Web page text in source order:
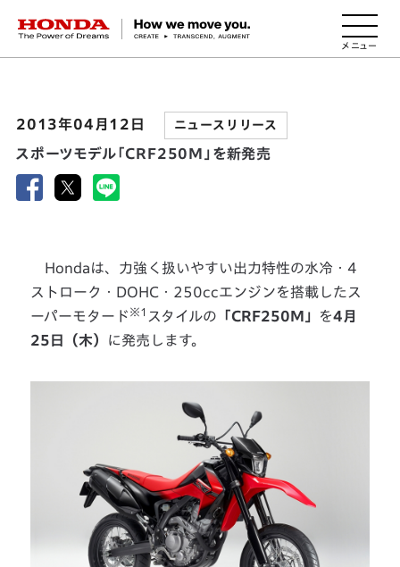
HONDA The Power of Dreams
2013年04月12日 ニュースリリース
スポーツモデル「CRF250M」を新発売
Hondaは、力強く扱いやすい出力特性の水冷・4
ストローク・DOHC・250ccエンジンを搭載したス
ーパーモタード ※1 スタイルの 「CRF250M」 を4月
25日（木）
に発売します。